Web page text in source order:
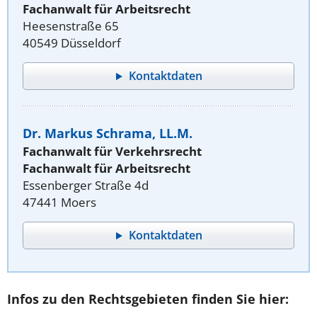
Fachanwalt für Arbeitsrecht
Heesenstraße 65
40549 Düsseldorf
Kontaktdaten
Dr. Markus Schrama, LL.M.
Fachanwalt für Verkehrsrecht
Fachanwalt für Arbeitsrecht
Essenberger Straße 4d
47441 Moers
Kontaktdaten
Infos zu den Rechtsgebieten finden Sie hier: